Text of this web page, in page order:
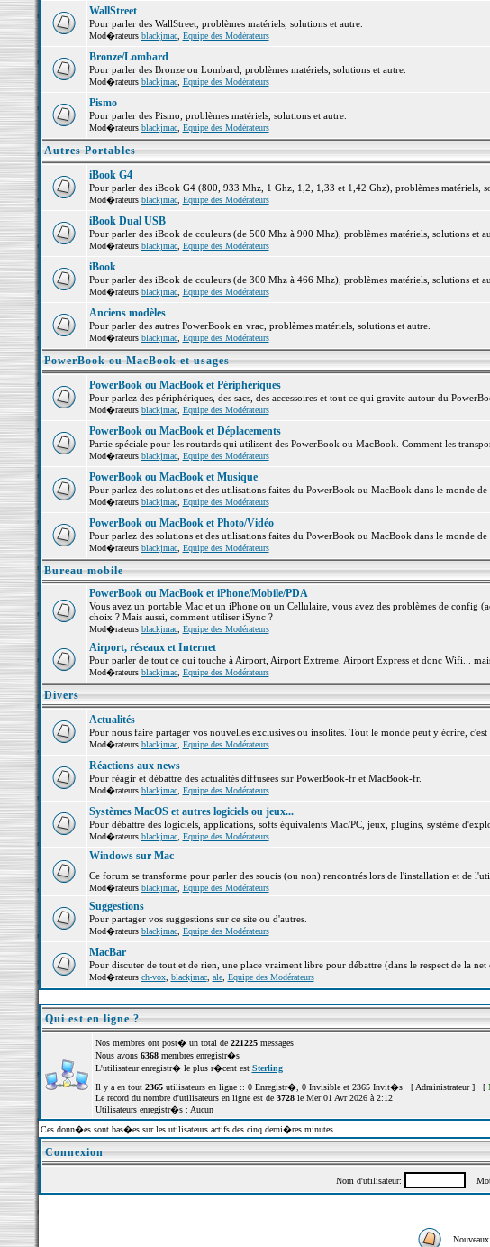
WallStreet
Pour parler des WallStreet, problèmes matériels, solutions et autre.
Mod�rateurs blackjmac, Equipe des Modérateurs
Bronze/Lombard
Pour parler des Bronze ou Lombard, problèmes matériels, solutions et autre.
Mod�rateurs blackjmac, Equipe des Modérateurs
Pismo
Pour parler des Pismo, problèmes matériels, solutions et autre.
Mod�rateurs blackjmac, Equipe des Modérateurs
Autres Portables
iBook G4
Pour parler des iBook G4 (800, 933 Mhz, 1 Ghz, 1,2, 1,33 et 1,42 Ghz), problèmes matériels,
Mod�rateurs blackjmac, Equipe des Modérateurs
iBook Dual USB
Pour parler des iBook de couleurs (de 500 Mhz à 900 Mhz), problèmes matériels, solutions et
Mod�rateurs blackjmac, Equipe des Modérateurs
iBook
Pour parler des iBook de couleurs (de 300 Mhz à 466 Mhz), problèmes matériels, solutions et
Mod�rateurs blackjmac, Equipe des Modérateurs
Anciens modèles
Pour parler des autres PowerBook en vrac, problèmes matériels, solutions et autre.
Mod�rateurs blackjmac, Equipe des Modérateurs
PowerBook ou MacBook et usages
PowerBook ou MacBook et Périphériques
Pour parlez des périphériques, des sacs, des accessoires et tout ce qui gravite autour du
Mod�rateurs blackjmac, Equipe des Modérateurs
PowerBook ou MacBook et Déplacements
Partie spéciale pour les routards qui utilisent des PowerBook ou MacBook. Comment les
Mod�rateurs blackjmac, Equipe des Modérateurs
PowerBook ou MacBook et Musique
Pour parlez des solutions et des utilisations faites du PowerBook ou MacBook dans le monde de
Mod�rateurs blackjmac, Equipe des Modérateurs
PowerBook ou MacBook et Photo/Vidéo
Pour parlez des solutions et des utilisations faites du PowerBook ou MacBook dans le monde de
Mod�rateurs blackjmac, Equipe des Modérateurs
Bureau mobile
PowerBook ou MacBook et iPhone/Mobile/PDA
Vous avez un portable Mac et un iPhone ou un Cellulaire, vous avez des problèmes de config
choix ? Mais aussi, comment utiliser iSync ?
Mod�rateurs blackjmac, Equipe des Modérateurs
Airport, réseaux et Internet
Pour parler de tout ce qui touche à Airport, Airport Extreme, Airport Express et donc Wifi...
Mod�rateurs blackjmac, Equipe des Modérateurs
Divers
Actualités
Pour nous faire partager vos nouvelles exclusives ou insolites. Tout le monde peut y écrire,
Mod�rateurs blackjmac, Equipe des Modérateurs
Réactions aux news
Pour réagir et débattre des actualités diffusées sur PowerBook-fr et MacBook-fr.
Mod�rateurs blackjmac, Equipe des Modérateurs
Systèmes MacOS et autres logiciels ou jeux...
Pour débattre des logiciels, applications, softs équivalents Mac/PC, jeux, plugins, système
Mod�rateurs blackjmac, Equipe des Modérateurs
Windows sur Mac
Ce forum se transforme pour parler des soucis (ou non) rencontrés lors de l'installation et de
Mod�rateurs blackjmac, Equipe des Modérateurs
Suggestions
Pour partager vos suggestions sur ce site ou d'autres.
Mod�rateurs blackjmac, Equipe des Modérateurs
MacBar
Pour discuter de tout et de rien, une place vraiment libre pour débattre (dans le respect de la net
Mod�rateurs ch-vox, blackjmac, ale, Equipe des Modérateurs
Qui est en ligne ?
Nos membres ont post� un total de 221225messages
Nous avons 6368membres enregistr�s
L'utilisateur enregistr� le plus r�cent est Sterling
Il y a en tout 2365utilisateurs en ligne :: 0 Enregistr�, 0 Invisible et 2365 Invit�s [ Administrateur] [
Le record du nombre d'utilisateurs en ligne est de 3728le Mer 01 Avr 2026 à 2:12
Utilisateurs enregistr�s : Aucun
Ces donn�es sont bas�es sur les utilisateurs actifs des cinq derni�res minutes
Connexion
Nom d'utilisateur: Mot
Nouveaux